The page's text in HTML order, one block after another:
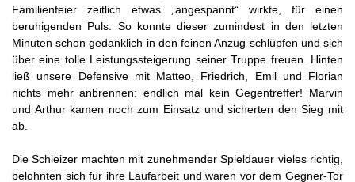
Familienfeier zeitlich etwas „angespannt“ wirkte, für einen
beruhigenden Puls. So konnte dieser zumindest in den letzten
Minuten schon gedanklich in den feinen Anzug schlüpfen und sich
über eine tolle Leistungssteigerung seiner Truppe freuen. Hinten
ließ unsere Defensive mit Matteo, Friedrich, Emil und Florian
nichts mehr anbrennen: endlich mal kein Gegentreffer! Marvin
und Arthur kamen noch zum Einsatz und sicherten den Sieg mit
ab.
Die Schleizer machten mit zunehmender Spieldauer vieles richtig,
belohnten sich für ihre Laufarbeit und waren vor dem Gegner-Tor